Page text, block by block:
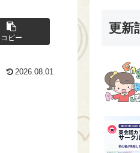
コピー
2026.08.01
更新